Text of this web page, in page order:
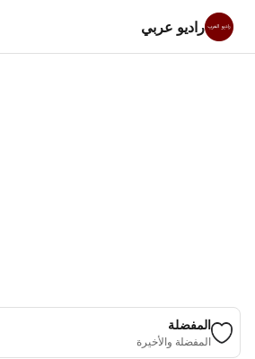
راديو عربي
المفضلة
المفضلة والأخيرة